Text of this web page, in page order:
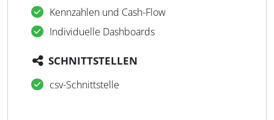
Kennzahlen und Cash-Flow
Individuelle Dashboards
SCHNITTSTELLEN
csv-Schnittstelle